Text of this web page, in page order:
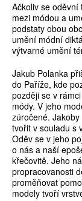
Ačkoliv se
mezi módou a
podstaty obou
umění módní
výtvarné umění
Jakub Polanka
do Paříže, kde
později se v
módy. V jeho
zúročené.
tvořit v souladu s
Oděv se v jeho
o nás a naší
křečovitě. Jeho
propracovanosti
proměňovat
modely tvoří